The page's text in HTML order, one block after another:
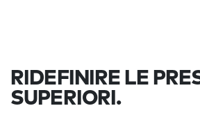
RIDEFINIRE LE
SUPERIORI.